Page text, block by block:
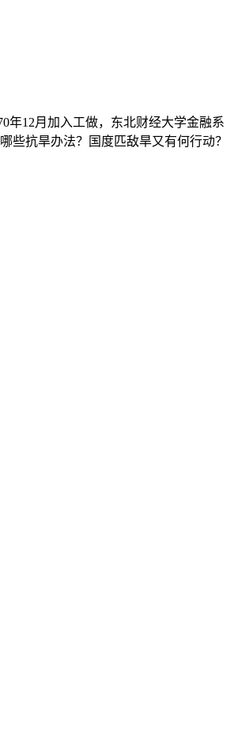
年12月加入工做，东北财经大学金融系
些抗旱办法？国度匹敌旱又有何行动？